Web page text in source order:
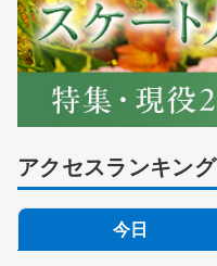
アクセスランキング
今日